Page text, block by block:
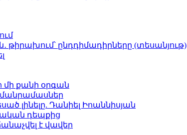
թիրախում՝ ընդդիմադիրները (տեսանյութ)
քանի օրգան
լինելը. Դանիել Իոաննիսյան
դեպքից
է վավեր